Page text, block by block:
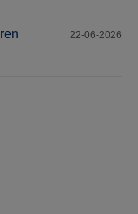
22-06-2026